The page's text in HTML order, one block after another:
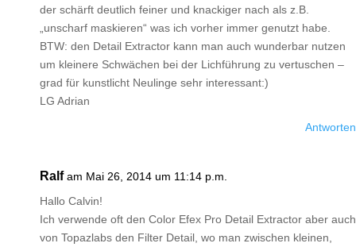
der schärft deutlich feiner und knackiger nach als z.B.
„unscharf maskieren“ was ich vorher immer genutzt habe.
BTW: den Detail Extractor kann man auch wunderbar nutzen
um kleinere Schwächen bei der Lichführung zu vertuschen –
grad für kunstlicht Neulinge sehr interessant:)
LG Adrian
Antworten
Ralf am Mai 26, 2014 um 11:14 p.m.
Hallo Calvin!
Ich verwende oft den Color Efex Pro Detail Extractor aber auch
von Topazlabs den Filter Detail, wo man zwischen kleinen,